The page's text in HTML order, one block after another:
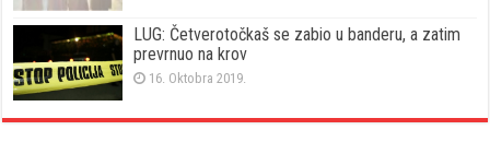
LUG: Četverotočkaš se zabio u banderu, a zatim
prevrnuo na krov
16. Oktobra 2019.